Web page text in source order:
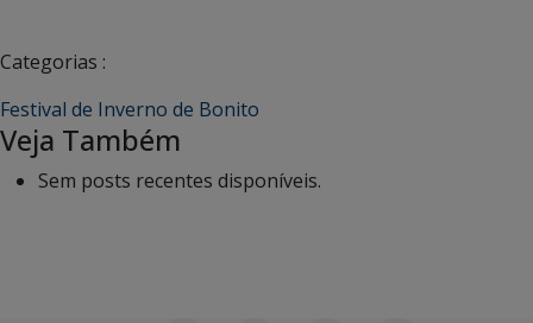
Categorias :
Festival de Inverno de Bonito
Veja Também
Sem posts recentes disponíveis.